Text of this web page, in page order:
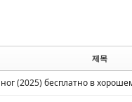
제목
(2025) бесплатно в